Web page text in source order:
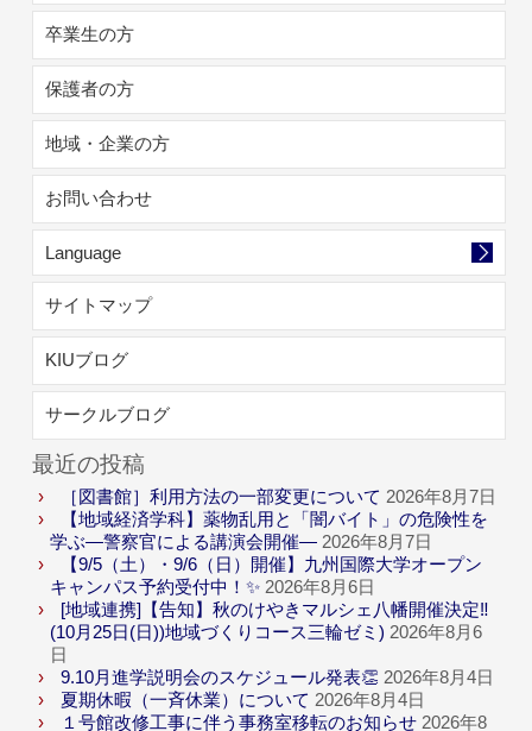
卒業生の方
保護者の方
地域・企業の方
お問い合わせ
Language
サイトマップ
KIUブログ
サークルブログ
最近の投稿
［図書館］利用方法の一部変更について 2026年8月7日
【地域経済学科】薬物乱用と「闇バイト」の危険性を
学ぶ―警察官による講演会開催― 2026年8月7日
【9/5（土）・9/6（日）開催】九州国際大学オープン
キャンパス予約受付中！✨ 2026年8月6日
[地域連携]【告知】秋のけやきマルシェ八幡開催決定‼
(10月25日(日))地域づくりコース三輪ゼミ) 2026年8月6
日
9.10月進学説明会のスケジュール発表👏 2026年8月4日
夏期休暇（一斉休業）について 2026年8月4日
１号館改修工事に伴う事務室移転のお知らせ 2026年8